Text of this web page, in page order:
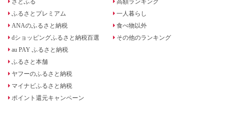
さとふる
ふるさとプレミアム
ANAのふるさと納税
dショッピングふるさと納税百選
au PAY ふるさと納税
ふるさと本舗
ヤフーのふるさと納税
マイナビふるさと納税
ポイント還元キャンペーン
高額ランキング
一人暮らし
食べ物以外
その他のランキング